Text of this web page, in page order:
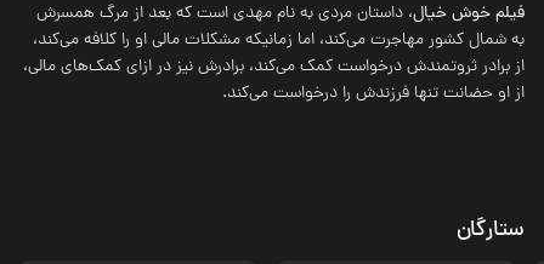
فیلم خوش خیال، داستان مردی به نام مهدی است که بعد از مرگ همسرش
به شمال کشور مهاجرت می‌کند، اما زمانیکه مشکلات مالی او را کلافه می‌کند،
از برادر ثروتمندش درخواست کمک می‌کند، برادرش نیز در ازای کمک‌های مالی،
از او حضانت تنها فرزندش را درخواست می‌کند.
ستارگان